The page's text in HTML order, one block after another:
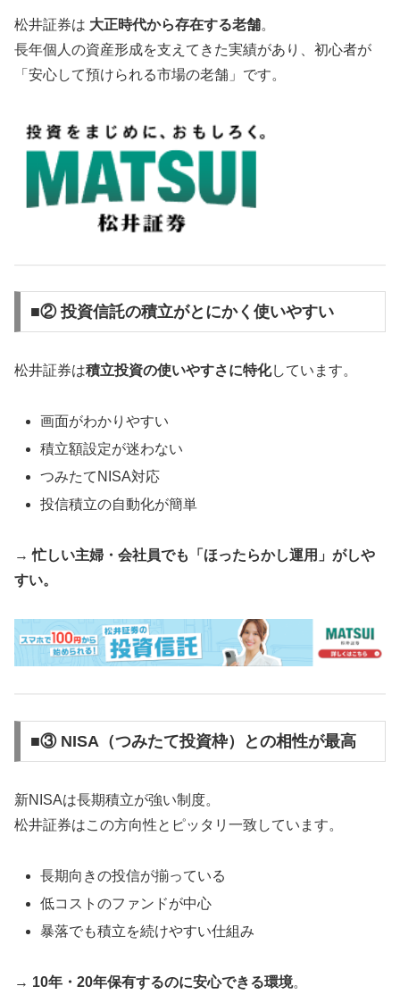
松井証券は 大正時代から存在する老舗。
長年個人の資産形成を支えてきた実績があり、初心者が
「安心して預けられる市場の老舗」です。
■② 投資信託の積立がとにかく使いやすい
松井証券は積立投資の使いやすさに特化しています。
画面がわかりやすい
積立額設定が迷わない
つみたてNISA対応
投信積立の自動化が簡単
→忙しい主婦・会社員でも「ほったらかし運用」がしや
すい。
■③ NISA（つみたて投資枠）との相性が最高
新NISAは長期積立が強い制度。
松井証券はこの方向性とピッタリ一致しています。
長期向きの投信が揃っている
低コストのファンドが中心
暴落でも積立を続けやすい仕組み
→ 10年・20年保有するのに安心できる環境。